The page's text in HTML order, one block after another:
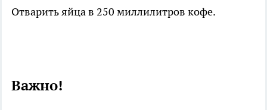
Отварить яйца в 250 миллилитров кофе.
Важно!